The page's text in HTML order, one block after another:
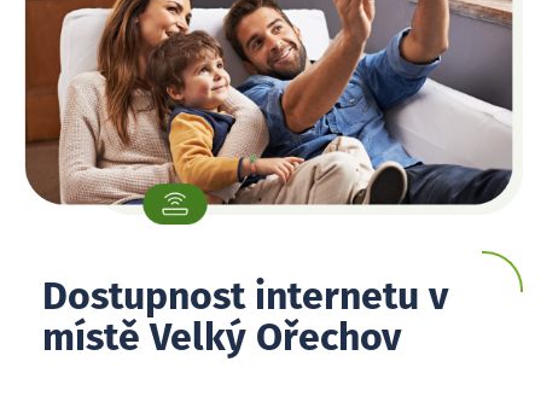
Dostupnost internetu v
místě Velký Ořechov